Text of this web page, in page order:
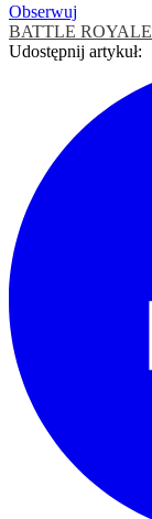
Obserwuj
BATTLE ROYALE
Udostępnij artykuł: